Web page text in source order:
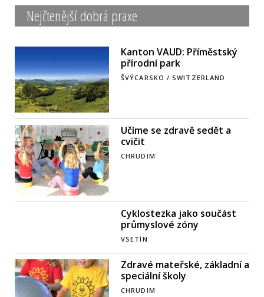
Nejčtenější dobrá praxe
Kanton VAUD: Příměstský
přírodní park
ŠVÝCARSKO / SWITZERLAND
Učíme se zdravě sedět a
cvičit
CHRUDIM
Cyklostezka jako součást
průmyslové zóny
VSETÍN
Zdravé mateřské, základní a
speciální školy
CHRUDIM